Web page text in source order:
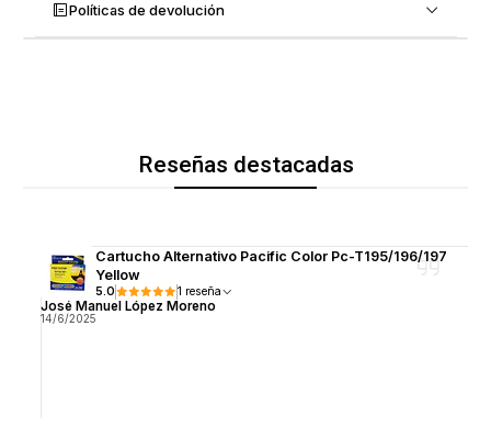
Políticas de devolución
Reseñas destacadas
Cartucho Alternativo Pacific Color Pc-T195/196/197
Yellow
5.0 1 reseña
José Manuel López Moreno
14/6/2025